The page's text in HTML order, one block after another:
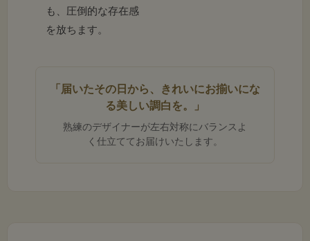
売りとなります。
「室内に映える」という新しい贅
も、圧倒的な存在感
を放ちます。
「届いたその日から、きれいにお揃いにな
る美しい調白を。」
熟練のデザイナーが左右対称にバランスよ
く仕立ててお届けいたします。